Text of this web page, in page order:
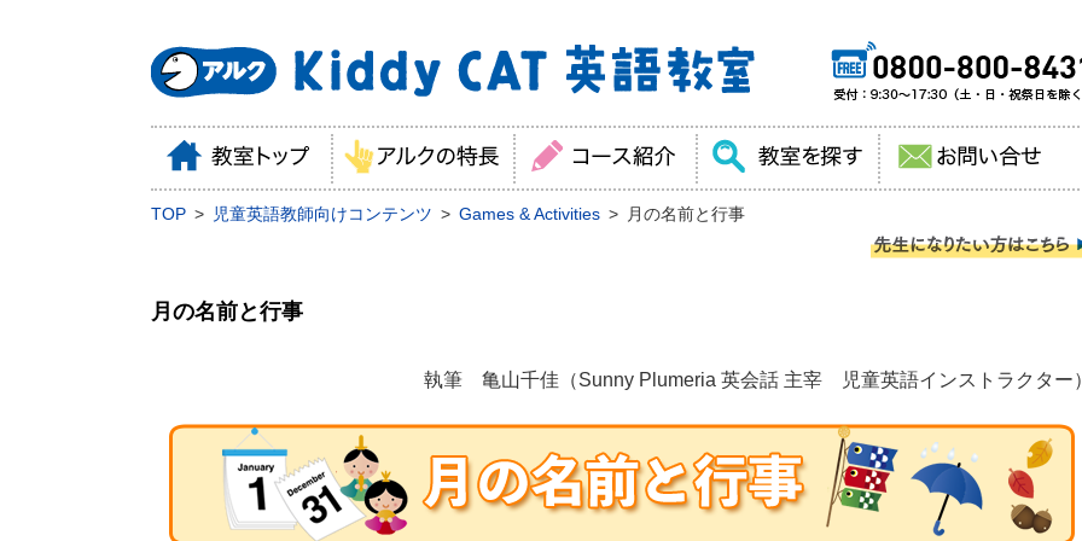
TOP 児童英語教師向けコンテンツ Games & Activities 月の名前と行事
月の名前と行事
執筆 亀山千佳（Sunny Plumeria 英会話 主宰 児童英語インストラクター